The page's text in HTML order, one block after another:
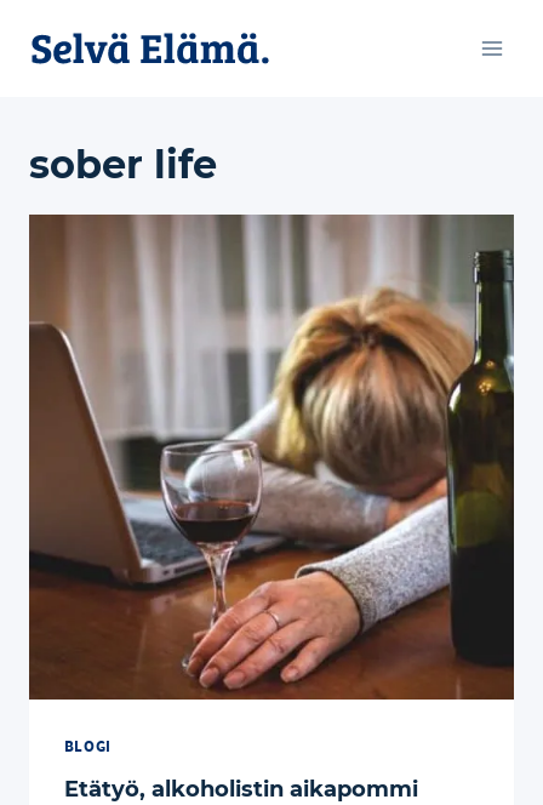
sisältöön
sober life
BLOGI
Etätyö, alkoholistin aikapommi